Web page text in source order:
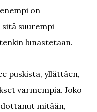
on
sitä suurempi
lunastetaan.
puskista, yllättäen,
varmempia. Joko
mitään,